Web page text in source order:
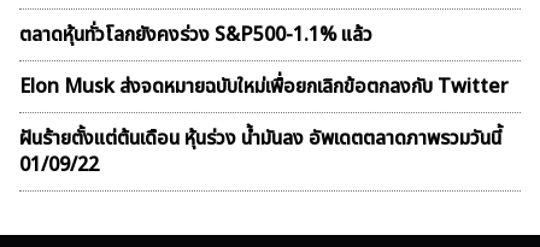
ตลาดหุ้นทั่วโลกยังคงร่วง S&P500-1.1% แล้ว
Elon Musk ส่งจดหมายฉบับใหม่เพื่อยกเลิกข้อตกลงกับ Twitter
ฝันร้ายตั้งแต่ต้นเดือน หุ้นร่วง น้ำมันลง อัพเดตตลาดภาพรวมวันนี้
01/09/22